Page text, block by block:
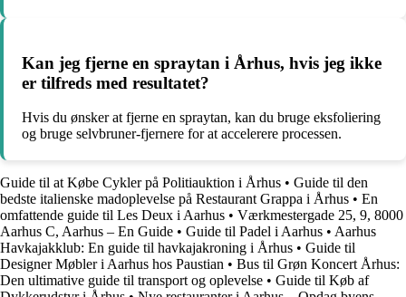
Kan jeg fjerne en spraytan i Århus, hvis jeg ikke
er tilfreds med resultatet?
Hvis du ønsker at fjerne en spraytan, kan du bruge eksfoliering
og bruge selvbruner-fjernere for at accelerere processen.
Guide til at Købe Cykler på Politiauktion i Århus • Guide til den
bedste italienske madoplevelse på Restaurant Grappa i Århus • En
omfattende guide til Les Deux i Aarhus • Værkmestergade 25, 9, 8000
Aarhus C, Aarhus – En Guide • Guide til Padel i Aarhus • Aarhus
Havkajakklub: En guide til havkajakroning i Århus • Guide til
Designer Møbler i Aarhus hos Paustian • Bus til Grøn Koncert Århus:
Den ultimative guide til transport og oplevelse • Guide til Køb af